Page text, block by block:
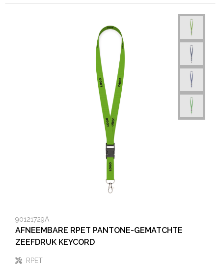
90121729A
AFNEEMBARE RPET PANTONE-GEMATCHTE
ZEEFDRUK KEYCORD
RPET